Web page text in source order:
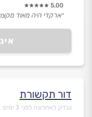
5.00
״ארקדי היה מאוד
דור תקשורת
נבדק לאחרונה לפני 3 ימים